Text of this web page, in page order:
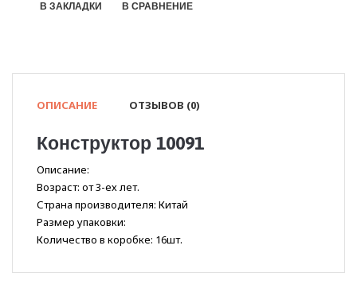
В ЗАКЛАДКИ В СРАВНЕНИЕ
ОПИСАНИЕ ОТЗЫВОВ (0)
Конструктор 10091
Описание:
Возраст: от 3-ех лет.
Страна производителя: Китай
Размер упаковки:
Количество в коробке: 16шт.